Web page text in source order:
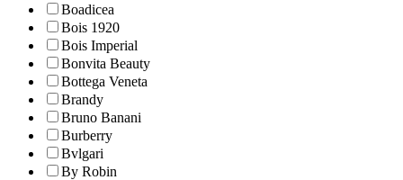
Boadicea
Bois 1920
Bois Imperial
Bonvita Beauty
Bottega Veneta
Brandy
Bruno Banani
Burberry
Bvlgari
By Robin